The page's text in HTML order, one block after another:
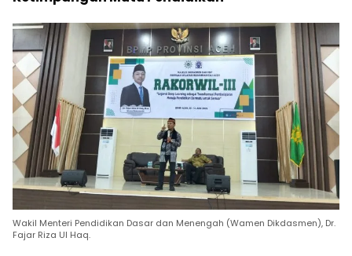
Wakil Menteri Pendidikan Dasar dan Menengah (Wamen Dikdasmen), Dr.
Fajar Riza Ul Haq.